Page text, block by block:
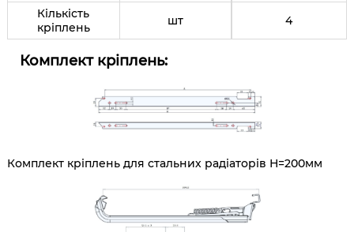
Кількість
кріплень
шт 4
Комплект кріплень:
Комплект кріплень для стальних радіаторів Н=200мм